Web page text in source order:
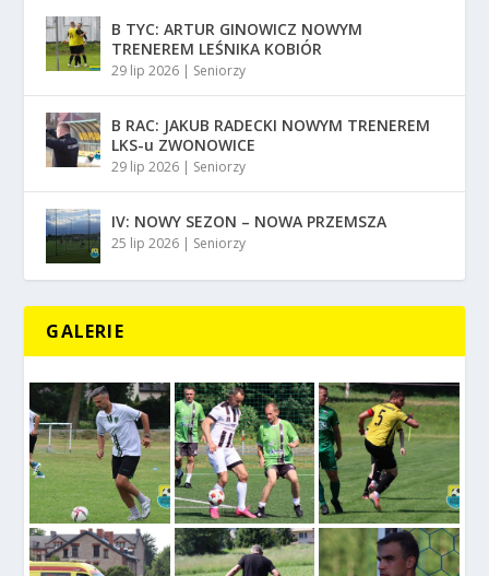
B TYC: ARTUR GINOWICZ NOWYM
TRENEREM LEŚNIKA KOBIÓR
29 lip 2026 | Seniorzy
B RAC: JAKUB RADECKI NOWYM TRENEREM
LKS-u ZWONOWICE
29 lip 2026 | Seniorzy
IV: NOWY SEZON – NOWA PRZEMSZA
25 lip 2026 | Seniorzy
GALERIE